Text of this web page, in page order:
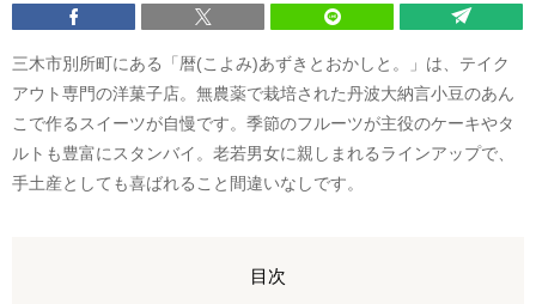
三木市別所町にある「暦(こよみ)あずきとおかしと。」は、テイク
アウト専門の洋菓子店。無農薬で栽培された丹波大納言小豆のあん
こで作るスイーツが自慢です。季節のフルーツが主役のケーキやタ
ルトも豊富にスタンバイ。老若男女に親しまれるラインアップで、
手土産としても喜ばれること間違いなしです。
目次